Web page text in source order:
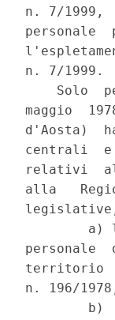
n. 7/1999,
personale
n. 7/1999.
Solo
maggio
d'Aosta)
centrali
relativi
alla
legislative,
a)
personale
territorio
n. 196/
b)